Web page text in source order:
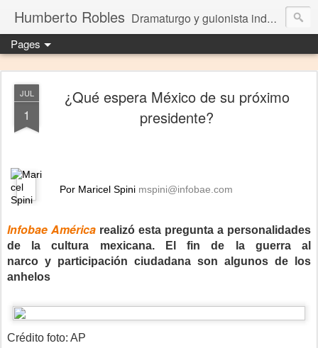
Humberto Robles Dramaturgo y guionista independiente
Pages
JUL
1
¿Qué espera México de su próximo
presidente?
Por Maricel Spini mspini@infobae.com
Infobae América realizó esta pregunta a personalidades
de la cultura mexicana. El fin de la guerra al
narco y participación ciudadana son algunos de los
anhelos
Crédito foto: AP